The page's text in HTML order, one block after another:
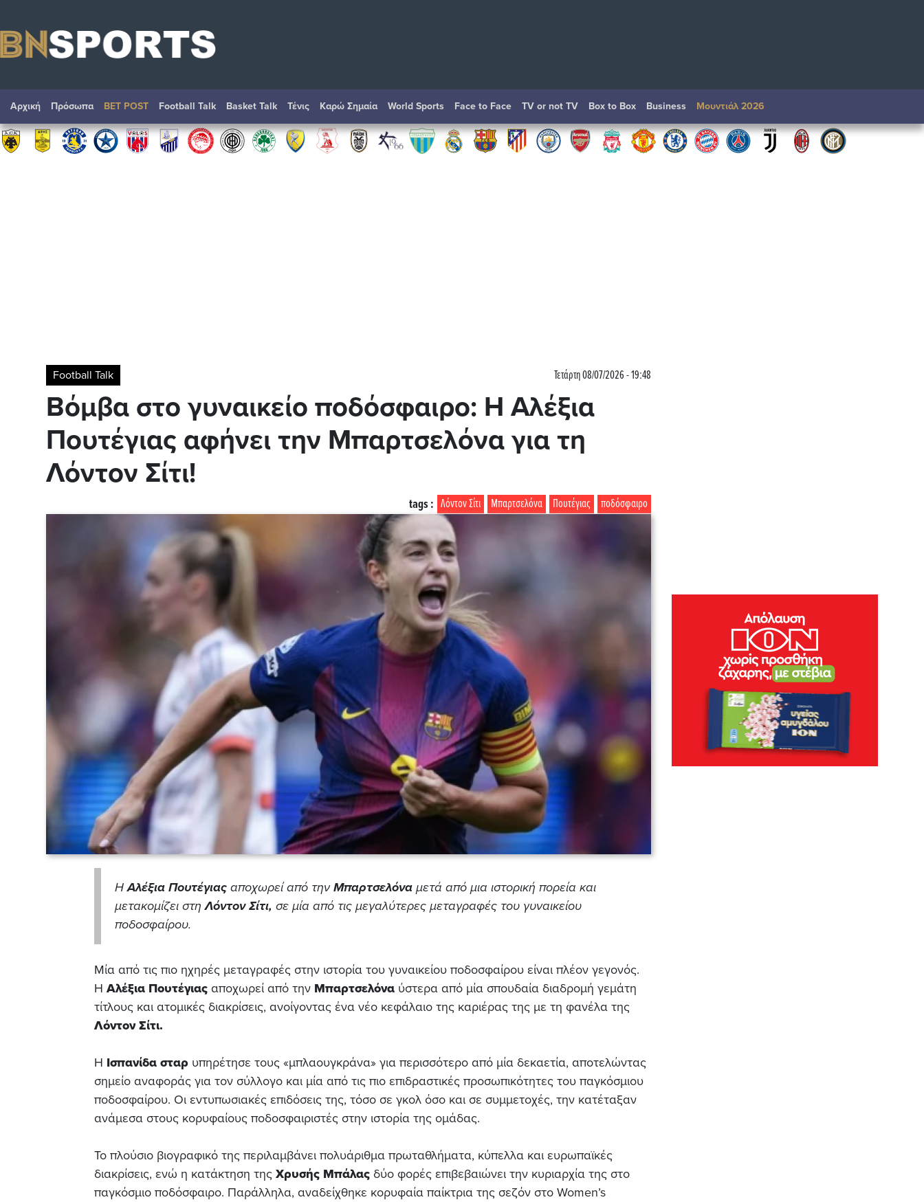
Αρχική Πρόσωπα BET POST Football Talk Basket Talk Τένις Καρώ Σημαία World Sports Face to Face TV or not TV Box to Box Βusiness Μουντιάλ 2026
Football Talk Τετάρτη 08/07/2026 - 19:48
Βόμβα στο γυναικείο ποδόσφαιρο: Η Αλέξια
Πουτέγιας αφήνει την Μπαρτσελόνα για τη
Λόντον Σίτι!
ποδόσφαιρο
Πουτέγιας
Μπαρτσελόνα
Λόντον Σίτι
tags :
ΗΑλέξια Πουτέγιας αποχωρεί από τηνΜπαρτσελόνα μετά από μια ιστορική πορεία και
μετακομίζει στηΛόντον Σίτι, σε μία από τις μεγαλύτερες μεταγραφές του γυναικείου
ποδοσφαίρου.
Μία από τις πιο ηχηρές μεταγραφές στην ιστορία του γυναικείου ποδοσφαίρου είναι πλέον γεγονός.
Η Αλέξια Πουτέγιας αποχωρεί από την Μπαρτσελόνα ύστερα από μία σπουδαία διαδρομή γεμάτη
τίτλους και ατομικές διακρίσεις, ανοίγοντας ένα νέο κεφάλαιο της καριέρας της με τη φανέλα της
Λόντον Σίτι.
Η Ισπανίδα σταρ υπηρέτησε τους «μπλαουγκράνα» για περισσότερο από μία δεκαετία, αποτελώντας
σημείο αναφοράς για τον σύλλογο και μία από τις πιο επιδραστικές προσωπικότητες του παγκόσμιου
ποδοσφαίρου. Οι εντυπωσιακές επιδόσεις της, τόσο σε γκολ όσο και σε συμμετοχές, την κατέταξαν
ανάμεσα στους κορυφαίους ποδοσφαιριστές στην ιστορία της ομάδας.
Το πλούσιο βιογραφικό της περιλαμβάνει πολυάριθμα πρωταθλήματα, κύπελλα και ευρωπαϊκές
διακρίσεις, ενώ η κατάκτηση της Χρυσής Μπάλας δύο φορές επιβεβαιώνει την κυριαρχία της στο
παγκόσμιο ποδόσφαιρο. Παράλληλα, αναδείχθηκε κορυφαία παίκτρια της σεζόν στο Women’s